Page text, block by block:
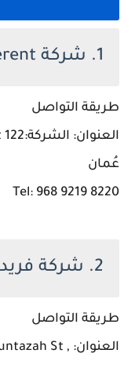
1. شركة Be different
طريقة التواصل
عُمان
Tel: 968 9219 8220
2. شركة فريدة للتصميم
طريقة التواصل
العنوان: , Al Muntazah St, مسقط، عُمان